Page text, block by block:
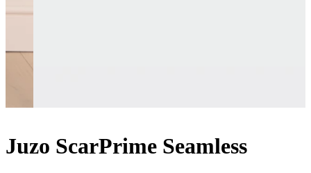
Juzo ScarPrime Seamless